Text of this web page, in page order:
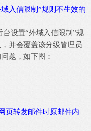
入信限制”规则不生效的
设置“外域入信限制”规
并会覆盖该分级管理员
题，如下图：
页转发邮件时原邮件内